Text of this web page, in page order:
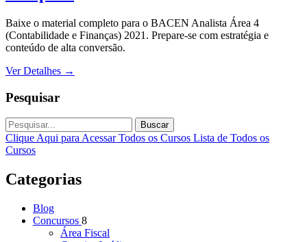
Baixe o material completo para o BACEN Analista Área 4
(Contabilidade e Finanças) 2021. Prepare-se com estratégia e
conteúdo de alta conversão.
Ver Detalhes →
Pesquisar
Buscar
Clique Aqui para Acessar Todos os Cursos Lista de Todos os
Cursos
Categorias
Blog
Concursos 8
Área Fiscal